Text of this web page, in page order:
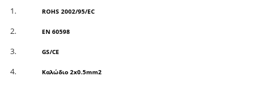
ROHS 2002/95/EC
EN 60598
GS/CE
Καλώδιο 2x0.5mm2